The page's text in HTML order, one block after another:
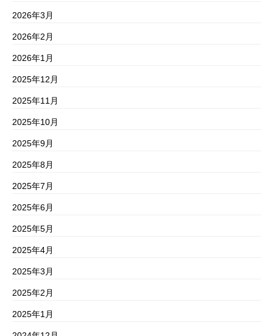
2026年3月
2026年2月
2026年1月
2025年12月
2025年11月
2025年10月
2025年9月
2025年8月
2025年7月
2025年6月
2025年5月
2025年4月
2025年3月
2025年2月
2025年1月